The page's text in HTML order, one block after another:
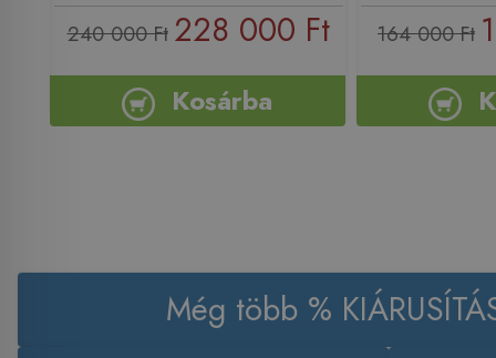
240 000 Ft 228 000 Ft
Kosárba
164 000 Ft
Még több %